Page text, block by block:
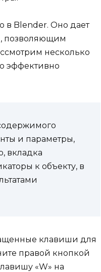
в Blender. Оно дает
позволяющим
несколько
эффективно
и параметры,
вкладка
к объекту, в
клавиши для
правой кнопкой
«W» на